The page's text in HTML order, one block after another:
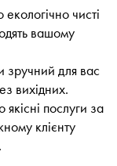
чисті
вашому
зручний для вас
вихідних.
послуги за
клієнту